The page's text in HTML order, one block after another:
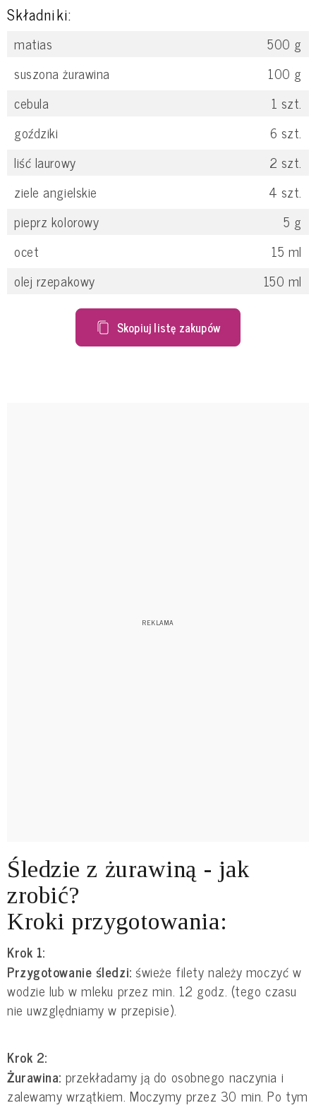
Składniki:
matias 500 g
suszona żurawina
100 g
cebula
1 szt.
goździki
6 szt.
liść laurowy
2 szt.
ziele angielskie
4 szt.
pieprz kolorowy
5 g
ocet
15 ml
olej rzepakowy
150 ml
Skopiuj listę zakupów
Śledzie z żurawiną - jak
zrobić?
Kroki przygotowania:
Krok 1:
Przygotowanie śledzi: świeże filety należy moczyć w
wodzie lub w mleku przez min. 12 godz. (tego czasu
nie uwzględniamy w przepisie).
Krok 2:
Żurawina: przekładamy ją do osobnego naczynia i
zalewamy wrzątkiem. Moczymy przez 30 min. Po tym